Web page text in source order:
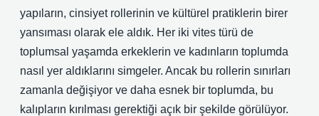
yapıların, cinsiyet rollerinin ve kültürel pratiklerin birer
yansıması olarak ele aldık. Her iki vites türü de
toplumsal yaşamda erkeklerin ve kadınların toplumda
nasıl yer aldıklarını simgeler. Ancak bu rollerin sınırları
zamanla değişiyor ve daha esnek bir toplumda, bu
kalıpların kırılması gerektiği açık bir şekilde görülüyor.